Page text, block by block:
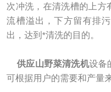
次冲洗，在清洗槽的上方
流槽溢出，下方留有排
出，达到*清洗的目的。
供应山野菜清洗机设备
可根据用户的需要和产量